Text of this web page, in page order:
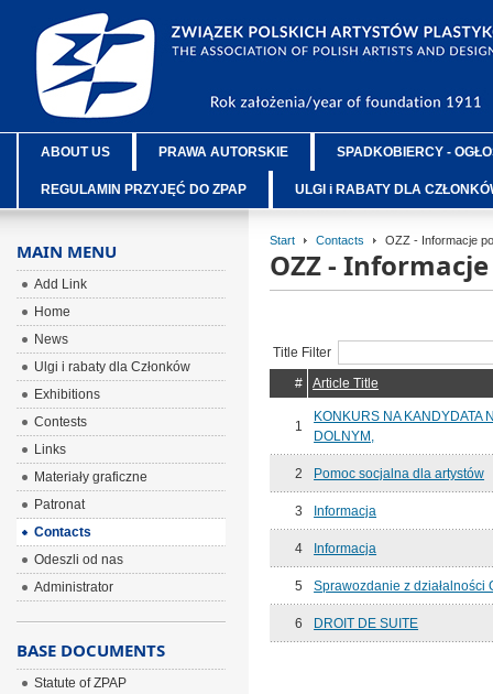
ABOUT US PRAWA AUTORSKIE SPADKOBIERCY -
REGULAMIN PRZYJĘĆ DO ZPAP ULGI i RABATY DLA
Start Contacts OZZ - Informacje
OZZ -
Title Filter
#
Article Title
1
KONKURS NA KANDYDATA
DOLNYM,
2 Pomoc socjalna dla artystów
3 Informacja
4 Informacja
5 Sprawozdanie z działalności
6 DROIT DE SUITE
MAIN MENU
Add Link
Home
News
Ulgi i rabaty dla Członków
Exhibitions
Contests
Links
Materiały graficzne
Patronat
Contacts
Odeszli od nas
Administrator
BASE DOCUMENTS
Statute of ZPAP